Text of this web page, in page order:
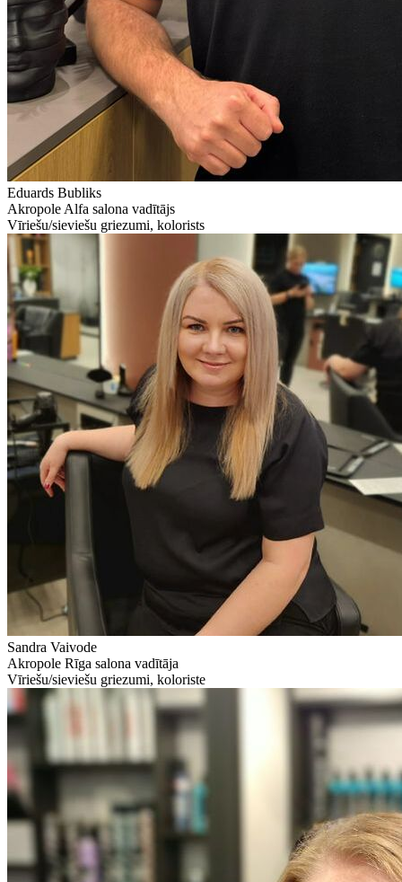
Eduards Bubliks
Akropole Alfa salona vadītājs
Vīriešu/sieviešu griezumi, kolorists
Sandra Vaivode
Akropole Rīga salona vadītāja
Vīriešu/sieviešu griezumi, koloriste